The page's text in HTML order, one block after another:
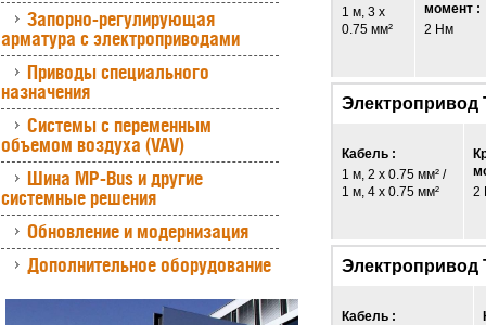
Запорно-регулирующая
арматура с электроприводами
Приводы специального
назначения
Системы с переменным
объемом воздуха (VAV)
Шина MP-Bus и другие
системные решения
Обновление и модернизация
Дополнительное оборудование
1 м, 3 x
0.75 мм²
момент :
2 Нм
Электропривод
Кабель :
1 м, 2 x 0.75 мм² /
1 м, 4 x 0.75 мм²
2
Электропривод
Кабель :